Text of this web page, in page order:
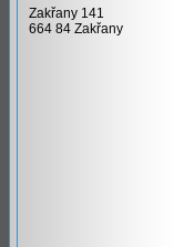
Zakřany 141
664 84 Zakřany